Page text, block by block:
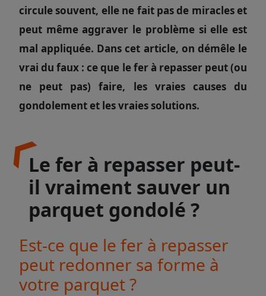
circule souvent, elle ne fait pas de miracles et
peut même aggraver le problème si elle est
mal appliquée. Dans cet article, on démêle le
vrai du faux : ce que le fer à repasser peut (ou
ne peut pas) faire, les vraies causes du
gondolement et les vraies solutions.
Le fer à repasser peut-
il vraiment sauver un
parquet gondolé ?
Est-ce que le fer à repasser
peut redonner sa forme à
votre parquet ?